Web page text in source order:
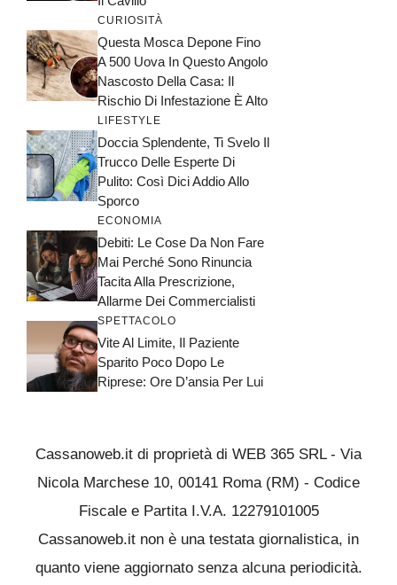
CURIOSITÀ
Questa Mosca Depone Fino
A 500 Uova In Questo Angolo
Nascosto Della Casa: Il
Rischio Di Infestazione È Alto
LIFESTYLE
Doccia Splendente, Ti Svelo Il
Trucco Delle Esperte Di
Pulito: Così Dici Addio Allo
Sporco
ECONOMIA
Debiti: Le Cose Da Non Fare
Mai Perché Sono Rinuncia
Tacita Alla Prescrizione,
Allarme Dei Commercialisti
SPETTACOLO
Vite Al Limite, Il Paziente
Sparito Poco Dopo Le
Riprese: Ore D’ansia Per Lui
Cassanoweb.it di proprietà di WEB 365 SRL - Via
Nicola Marchese 10, 00141 Roma (RM) - Codice
Fiscale e Partita I.V.A. 12279101005
Cassanoweb.it non è una testata giornalistica, in
quanto viene aggiornato senza alcuna periodicità.